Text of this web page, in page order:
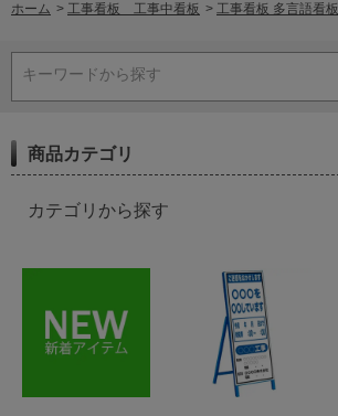
ホーム > 工事看板 工事中看板 > 工事看板 多言語看板
キーワードから探す
商品カテゴリ
カテゴリから探す